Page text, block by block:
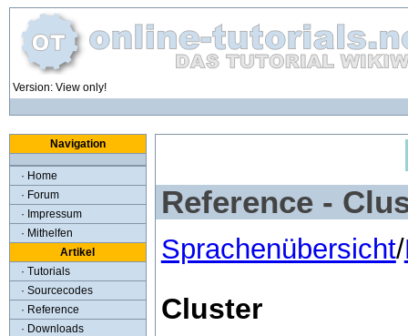
Version: View only!
Navigation
· Home
· Forum
· Impressum
· Mithelfen
Artikel
· Tutorials
· Sourcecodes
· Reference
· Downloads
Reference -
Sprachenübersicht/
Cluster